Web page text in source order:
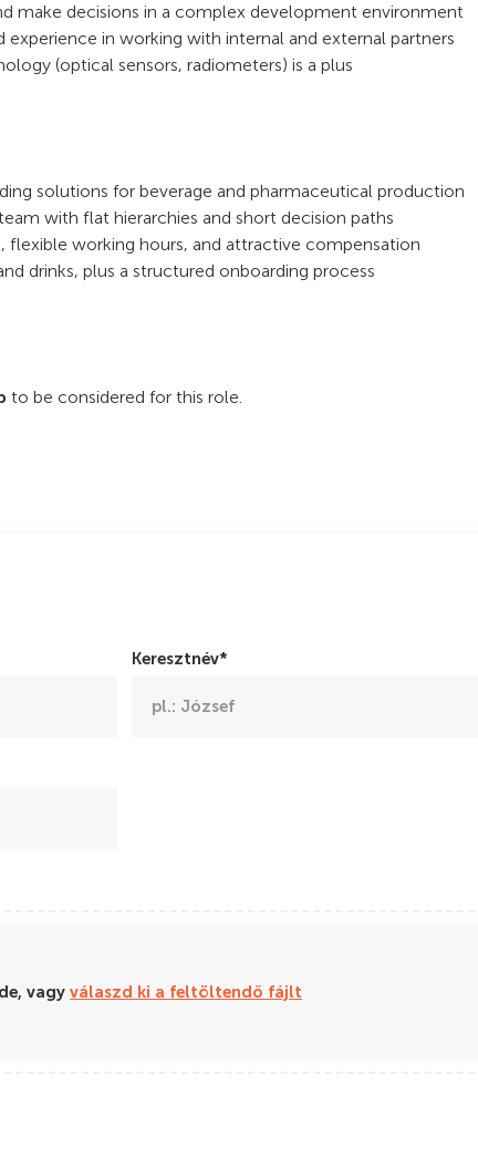
make decisions in a complex development environment
in working with internal and external partners
(optical sensors, radiometers) is a plus
solutions for beverage and pharmaceutical production
with flat hierarchies and short decision paths
flexible working hours, and attractive compensation
drinks, plus a structured onboarding process
to be considered for this role.
Keresztnév*
vagy válaszd ki a feltöltendő fájlt